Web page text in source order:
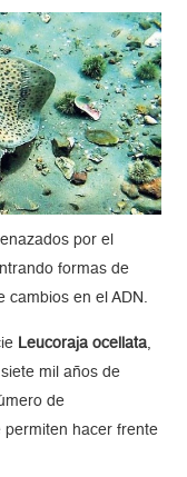
por el
formas de
cambios en el ADN.
Leucoraja ocellata,
mil años de
de
permiten hacer frente